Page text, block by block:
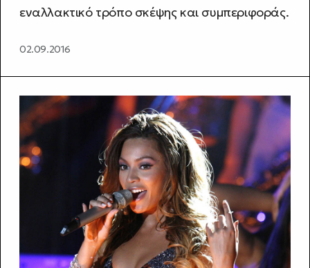
εναλλακτικό τρόπο σκέψης και συμπεριφοράς.
02.09.2016